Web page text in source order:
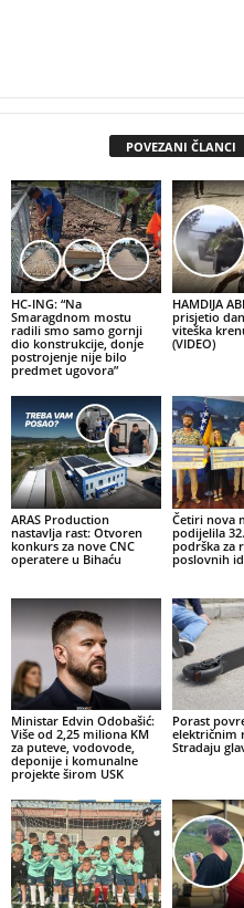
POVEZANI ČLANCI
HC-ING: “Na
Smaragdnom mostu
radili smo samo gornji
dio konstrukcije, donje
postrojenje nije bilo
predmet ugovora”
HAMDIJA
prisjetio
viteška
(VIDEO)
ARAS Production
nastavlja rast: Otvoren
konkurs za nove CNC
operatere u Bihaću
Četiri nova
podijelila
podrška za
poslovnih
Ministar Edvin Odobašić:
Više od 2,25 miliona KM
za puteve, vodovode,
deponije i komunalne
projekte širom USK
Porast
električnim
Stradaju